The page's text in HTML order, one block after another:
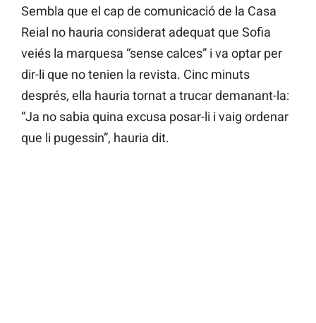
Sembla que el cap de comunicació de la Casa
Reial no hauria considerat adequat que Sofia
veiés la marquesa “sense calces” i va optar per
dir-li que no tenien la revista. Cinc minuts
després, ella hauria tornat a trucar demanant-la:
“Ja no sabia quina excusa posar-li i vaig ordenar
que li pugessin”, hauria dit.